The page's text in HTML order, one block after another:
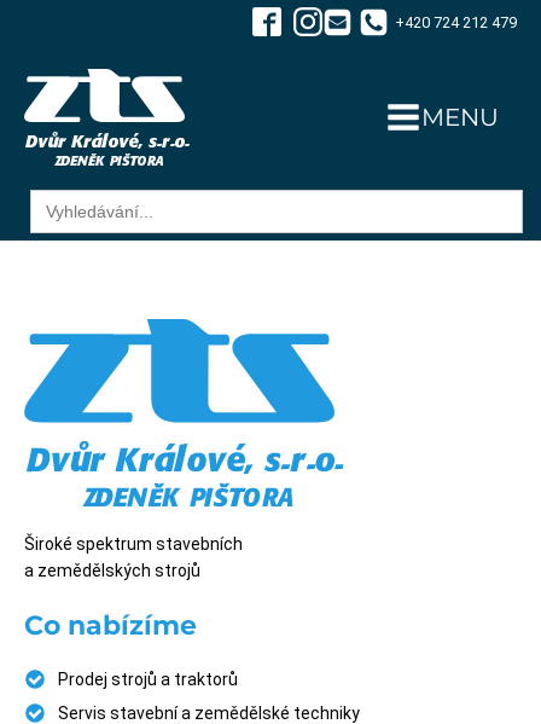
+420 724 212 479
MENU
Search
for:
Široké spektrum stavebních
a zemědělských strojů
Co nabízíme
Prodej strojů a traktorů
Servis stavební a zemědělské techniky